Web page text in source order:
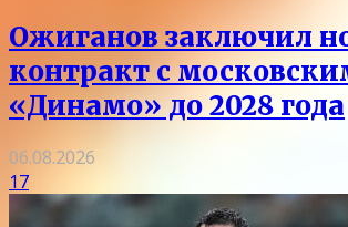
Ожиганов заключил
контракт с
«Динамо» до 2028 года
06.08.2026
17